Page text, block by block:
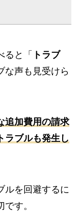
ると「 トラブ
な声も見受けら
追加費用の請求
ラブルも発生し
ルを回避するに
す。